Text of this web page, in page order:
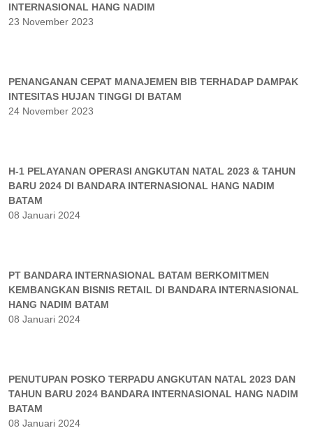
INTERNASIONAL HANG NADIM
23 November 2023
PENANGANAN CEPAT MANAJEMEN BIB TERHADAP DAMPAK
INTESITAS HUJAN TINGGI DI BATAM
24 November 2023
H-1 PELAYANAN OPERASI ANGKUTAN NATAL 2023 & TAHUN
BARU 2024 DI BANDARA INTERNASIONAL HANG NADIM
BATAM
08 Januari 2024
PT BANDARA INTERNASIONAL BATAM BERKOMITMEN
KEMBANGKAN BISNIS RETAIL DI BANDARA INTERNASIONAL
HANG NADIM BATAM
08 Januari 2024
PENUTUPAN POSKO TERPADU ANGKUTAN NATAL 2023 DAN
TAHUN BARU 2024 BANDARA INTERNASIONAL HANG NADIM
BATAM
08 Januari 2024